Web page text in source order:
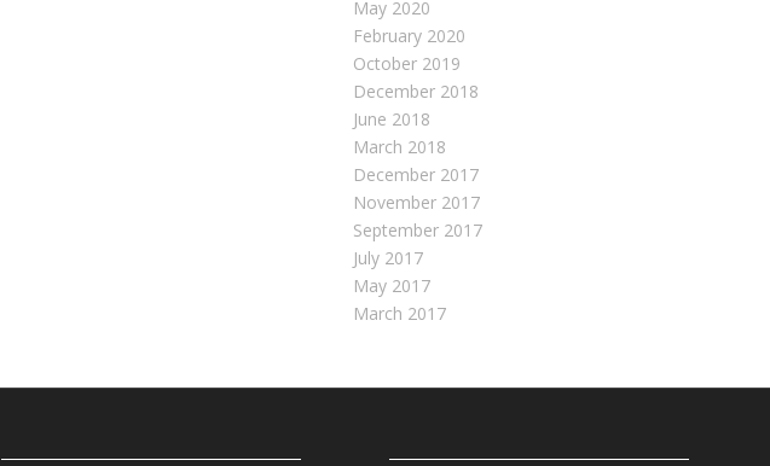
May 2020
February 2020
October 2019
December 2018
June 2018
March 2018
December 2017
November 2017
September 2017
July 2017
May 2017
March 2017